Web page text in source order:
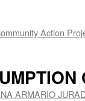
Action
ARMARIO